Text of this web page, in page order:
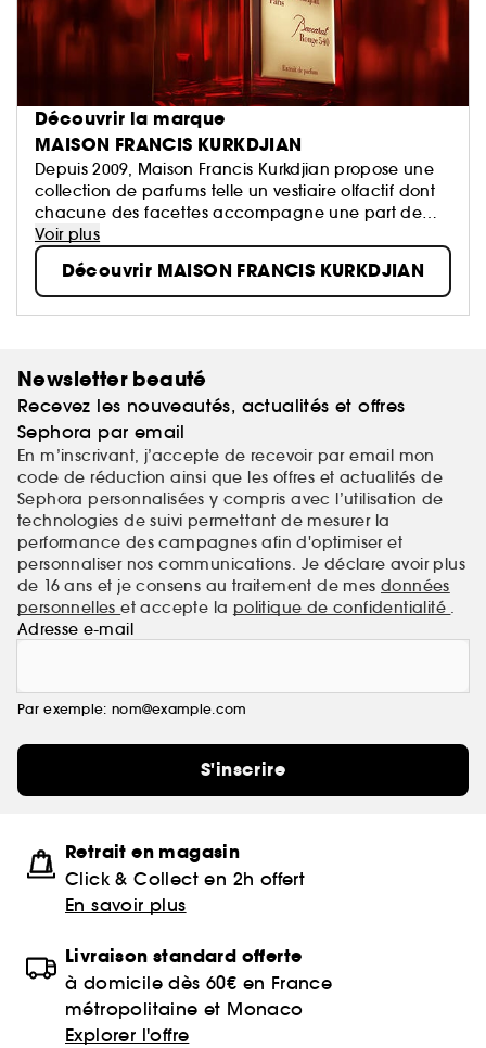
Découvrir la marque
MAISON FRANCIS KURKDJIAN
Depuis 2009, Maison Francis Kurkdjian propose une
collection de parfums telle un vestiaire olfactif dont
chacune des facettes accompagne une part de
nous-mêmes.
Parfumeur contemporain parmi les plus célébrés,
Francis Kurkdjian a imaginé un territoire d'expression
d'un perfectionnisme sensuel et délicat.
Voir plus
Découvrir MAISON FRANCIS KURKDJIAN
Newsletter beauté
Recevez les nouveautés, actualités et offres
Sephora par email
En m’inscrivant, j’accepte de recevoir par email mon
code de réduction ainsi que les offres et actualités de
Sephora personnalisées y compris avec l’utilisation de
technologies de suivi permettant de mesurer la
performance des campagnes afin d'optimiser et
personnaliser nos communications. Je déclare avoir plus
de 16 ans et je consens au traitement de mes données
personnelleset accepte la politique de confidentialité .
Adresse e-mail
Par exemple: nom@example.com
S'inscrire
Retrait en magasin
Click & Collect en 2h offert
En savoir plus
Livraison standard offerte
à domicile dès 60€ en France
métropolitaine et Monaco
Explorer l'offre